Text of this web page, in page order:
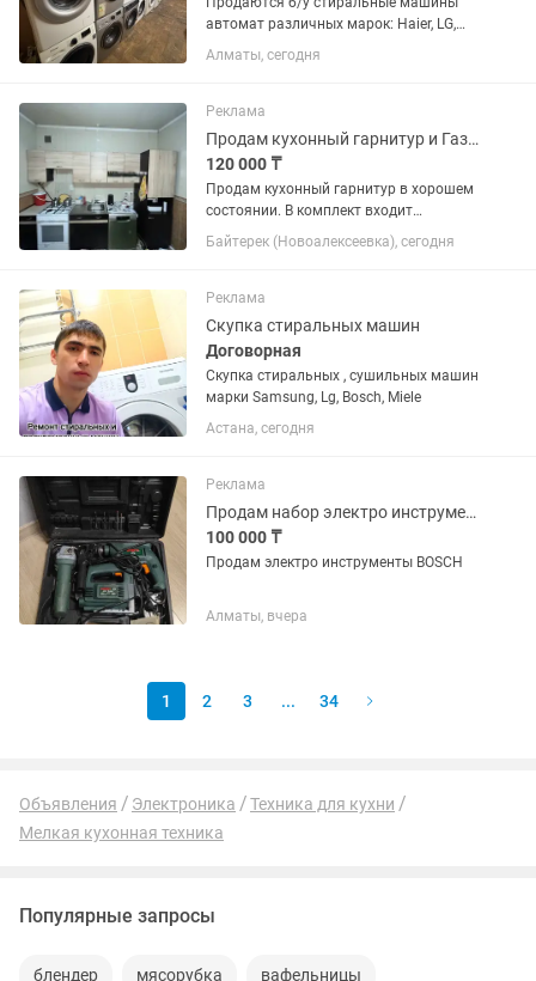
автомат различных марок: Haier, LG,
Samsung, Indesit, Bosch, Candy и другие.
Все стиральные машины полностью
состоянии. Мотор, насос и...
Алматы, сегодня
Реклама
Продам кухонный гарнитур и Газовую плиту цена договорная
120 000 ₸
Продам кухонный гарнитур в хорошем
состоянии. В комплект входит
дополнительный двухдверный шкаф,
установленный вместо посудомоечной
область газовая плита (Bosch)
Байтерек (Новоалексеевка), сегодня
Реклама
Скупка стиральных машин
Договорная
Скупка стиральных , сушильных машин
марки Samsung, Lg, Bosch, Miele
Астана, сегодня
Реклама
Продам набор электро инструментов BOSCH оригинал. Бу в отличном состоянии
100 000 ₸
Продам электро инструменты BOSCH
Алматы, вчера
1 2 3 ... 34
Объявления Электроника
Техника для кухни
Мелкая кухонная техника
Популярные запросы
блендер мясорубка вафельницы